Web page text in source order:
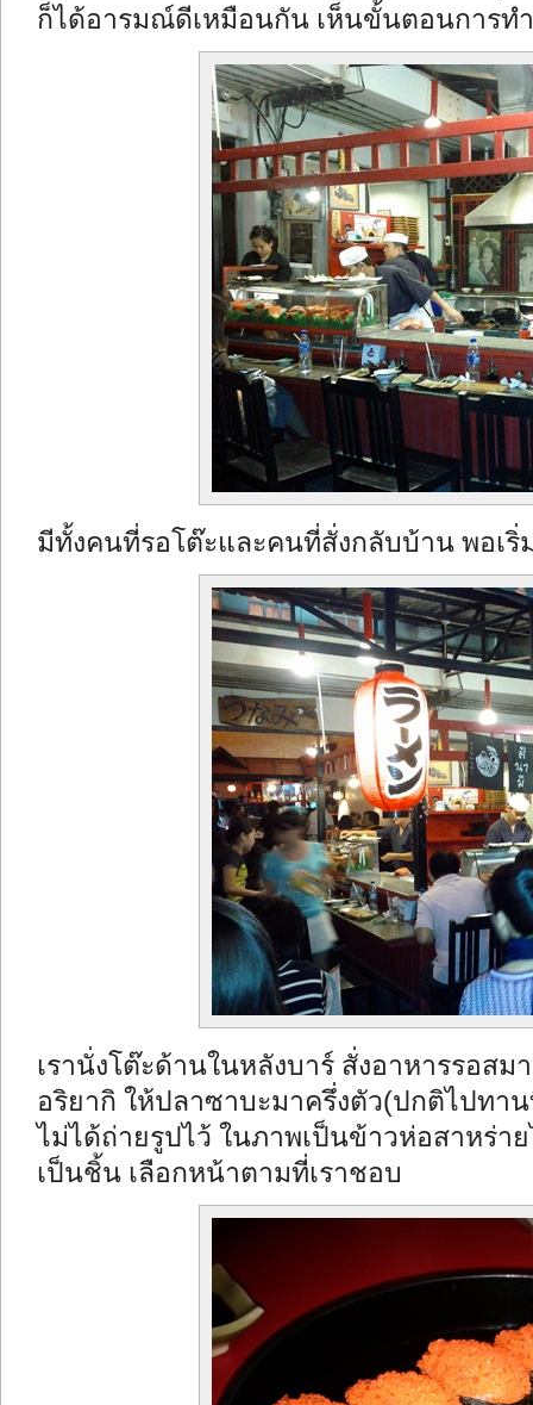
ก็ได้อารมณ์ดีเหมือนกัน เห็นขั้นตอนการท
มีทั้งคนที่รอโต๊ะและคนที่สั่งกลับบ้าน พอเริ่
เรานั่งโต๊ะด้านในหลังบาร์ สั่งอาหารรอส
อริยากิ ให้ปลาซาบะมาครึ่งตัว(ปกติไปทา
ไม่ได้ถ่ายรูปไว้ ในภาพเป็นข้าวห่อสาหร่า
เป็นชิ้น เลือกหน้าตามที่เราชอบ